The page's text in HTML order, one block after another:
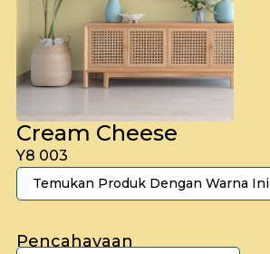
Cream Cheese
Y8 003
Temukan Produk Dengan Warna Ini
Pencahayaan